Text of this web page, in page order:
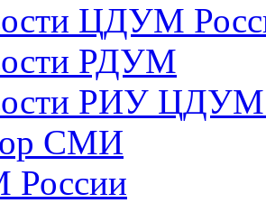
ЦДУМ
РДУМ
РИУ ЦДУМ
СМИ